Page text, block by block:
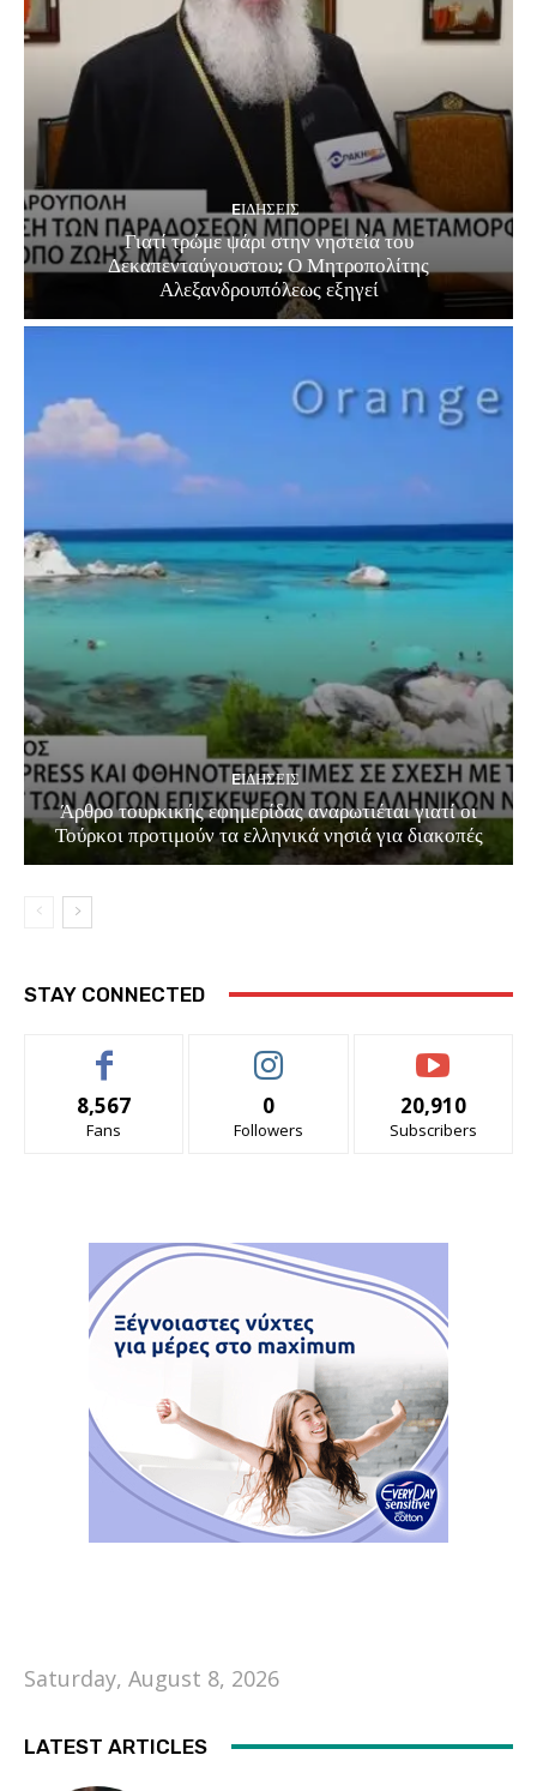
EΙΔΗΣΕΙΣ
Γιατί τρώμε ψάρι στην νηστεία του
Δεκαπενταύγουστου; Ο Μητροπολίτης
Αλεξανδρουπόλεως εξηγεί
EΙΔΗΣΕΙΣ
Άρθρο τουρκικής εφημερίδας αναρωτιέται γιατί οι
Τούρκοι προτιμούν τα ελληνικά νησιά για διακοπές
STAY CONNECTED
8,567
Fans
0
Followers
20,910
Subscribers
Saturday, August 8, 2026
LATEST ARTICLES